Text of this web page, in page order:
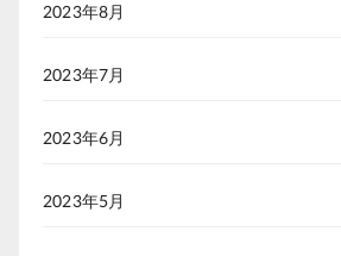
2023年8月
2023年7月
2023年6月
2023年5月